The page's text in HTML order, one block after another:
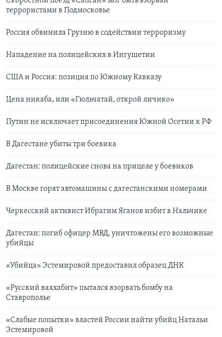
террористами в Подмосковье
Россия обвинила Грузию в содействии терроризму
Нападение на полицейских в Ингушетии
США и Россия: позиция по Южному Кавказу
Цена никаба, или «Гюльчатай, открой личико»
Путин не исключает присоединения Южной Осетии к РФ
В Дагестане убиты три боевика
Дагестан: полицейские снова на прицеле у боевиков
В Москве горят автомашины с дагестанскими номерами
Черкесский активист Ибрагим Яганов избит в Нальчике
Дагестан: погиб офицер МВД, уничтожены его возможные
убийцы
«Убийца» Эстемировой предоставил образец ДНК
«Русский ваххабит» пытался взорвать бомбу на
Ставрополье
«Слабые попытки» властей России найти убийц Натальи
Эстемировой